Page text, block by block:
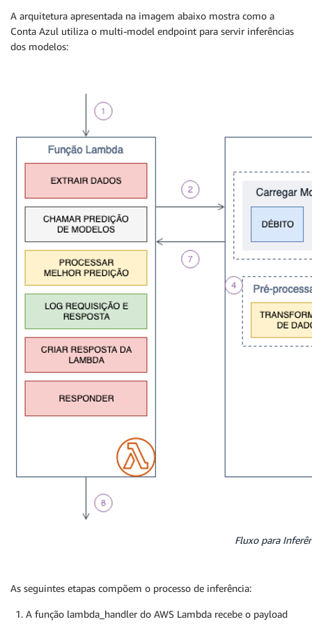
A arquitetura apresentada na imagem abaixo mostra como a
Conta Azul utiliza o multi-model endpoint para servir inferências
dos modelos:
Fluxo para
As seguintes etapas compõem o processo de inferência:
A função lambda_handler do AWS Lambda recebe o payload